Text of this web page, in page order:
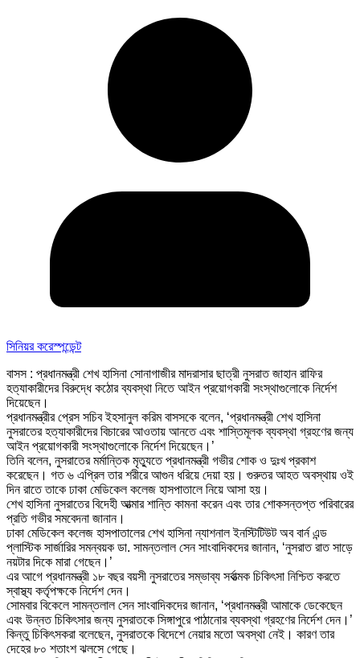
সিনিয়র করেস্পন্ডেন্ট
বাসস : প্রধানমন্ত্রী শেখ হাসিনা সোনাগাজীর মাদরাসার ছাত্রী নুসরাত জাহান রাফির
হত্যাকারীদের বিরুদ্ধে কঠোর ব্যবস্থা নিতে আইন প্রয়োগকারী সংস্থাগুলোকে নির্দেশ
দিয়েছেন।
প্রধানমন্ত্রীর প্রেস সচিব ইহসানুল করিম বাসসকে বলেন, ‘প্রধানমন্ত্রী শেখ হাসিনা
নুসরাতের হত্যাকারীদের বিচারের আওতায় আনতে এবং শাস্তিমূলক ব্যবস্থা গ্রহণের জন্য
আইন প্রয়োগকারী সংস্থাগুলোকে নির্দেশ দিয়েছেন।’
তিনি বলেন, নুসরাতের মর্মান্তিক মৃত্যুতে প্রধানমন্ত্রী গভীর শোক ও দুঃখ প্রকাশ
করেছেন। গত ৬ এপ্রিল তার শরীরে আগুন ধরিয়ে দেয়া হয়। গুরুতর আহত অবস্থায় ওই
দিন রাতে তাকে ঢাকা মেডিকেল কলেজ হাসপাতালে নিয়ে আসা হয়।
শেখ হাসিনা নুসরাতের বিদেহী আত্মার শান্তি কামনা করেন এবং তার শোকসন্তপ্ত পরিবারের
প্রতি গভীর সমবেদনা জানান।
ঢাকা মেডিকেল কলেজ হাসপাতালের শেখ হাসিনা ন্যাশনাল ইনস্টিটিউট অব বার্ন এন্ড
প্লাস্টিক সার্জারির সমন্বয়ক ডা. সামন্তলাল সেন সাংবাদিকদের জানান, ‘নুসরাত রাত সাড়ে
নয়টার দিকে মারা গেছেন।’
এর আগে প্রধানমন্ত্রী ১৮ বছর বয়সী নুসরাতের সম্ভাব্য সর্বাত্মক চিকিৎসা নিশ্চিত করতে
স্বাস্থ্য কর্তৃপক্ষকে নির্দেশ দেন।
সোমবার বিকেলে সামন্তলাল সেন সাংবাদিকদের জানান, ‘প্রধানমন্ত্রী আমাকে ডেকেছেন
এবং উন্নত চিকিৎসার জন্য নুসরাতকে সিঙ্গাপুরে পাঠানোর ব্যবস্থা গ্রহণের নির্দেশ দেন।’
কিন্তু চিকিৎসকরা বলেছেন, নুসরাতকে বিদেশে নেয়ার মতো অবস্থা নেই। কারণ তার
দেহের ৮০ শতাংশ ঝলসে গেছে।